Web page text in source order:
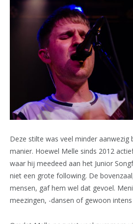
Deze stilte was veel minder aanwezig
manier. Hoewel Melle sinds 2012
waar hij meedeed aan het Junior
niet een grote following. De
mensen, gaf hem wel dat gevoel.
meezingen, -dansen of gewoon